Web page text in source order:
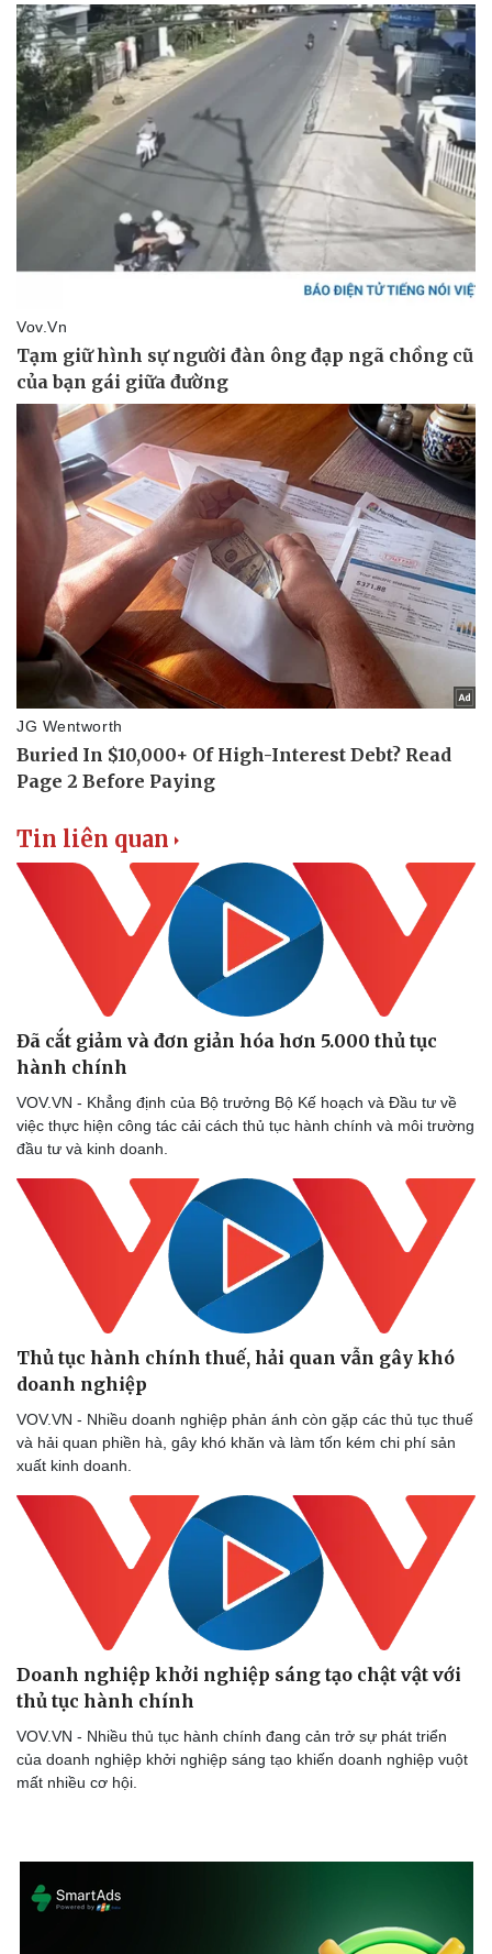
Thế giới thể thao
eSports
Hậu trường
Ô tô - Xe máy
Ô tô
Doanh nghiệp
Vì cộng đồng
Công nghệ
Chuyển đổi số
Tin liên quan
Đã cắt giảm và đơn giản hóa hơn 5.000 thủ tục
hành chính
VOV.VN - Khẳng định của Bộ trưởng Bộ Kế hoạch và Đầu tư về
việc thực hiện công tác cải cách thủ tục hành chính và môi trường
đầu tư và kinh doanh.
Thủ tục hành chính thuế, hải quan vẫn gây khó
doanh nghiệp
VOV.VN - Nhiều doanh nghiệp phản ánh còn gặp các thủ tục thuế
và hải quan phiền hà, gây khó khăn và làm tốn kém chi phí sản
xuất kinh doanh.
Doanh nghiệp khởi nghiệp sáng tạo chật vật với
thủ tục hành chính
VOV.VN - Nhiều thủ tục hành chính đang cản trở sự phát triển
của doanh nghiệp khởi nghiệp sáng tạo khiến doanh nghiệp vuột
mất nhiều cơ hội.